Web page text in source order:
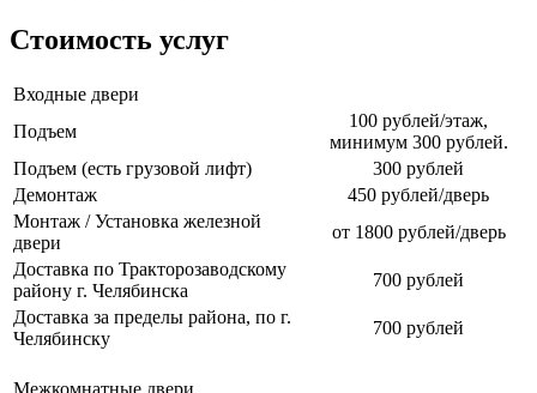
Стоимость услуг
Входные двери
Подъем
100 рублей/этаж,
минимум 300 рублей.
Подъем (есть грузовой лифт)
300 рублей
Демонтаж
450 рублей/дверь
Монтаж / Установка железной
двери
от 1800 рублей/дверь
Доставка по Тракторозаводскому
району г. Челябинска
700 рублей
Доставка за пределы района, по г.
Челябинску
700 рублей
Межкомнатные двери